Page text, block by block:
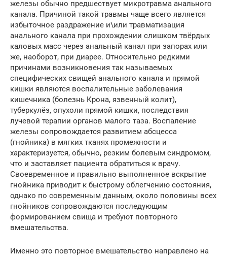
железы обычно предшествует микротравма анального
канала. Причиной такой травмы чаще всего является
избыточное раздражение и\или травматизация
анального канала при прохождении слишком твёрдых
каловых масс через анальный канал при запорах или
же, наоборот, при диарее. Относительно редкими
причинами возникновения так называемых
специфических свищей анального канала и прямой
кишки являются воспалительные заболевания
кишечника (болезнь Крона, язвенный колит),
туберкулёз, опухоли прямой кишки, последствия
лучевой терапии органов малого таза. Воспаление
железы сопровождается развитием абсцесса
(гнойника) в мягких тканях промежности и
характеризуется, обычно, резким болевым синдромом,
что и заставляет пациента обратиться к врачу.
Своевременное и правильно выполненное вскрытие
гнойника приводит к быстрому облегчению состояния,
однако по современным данным, около половины всех
гнойников сопровождаются последующим
формированием свища и требуют повторного
вмешательства.
Именно это повторное вмешательство направлено на